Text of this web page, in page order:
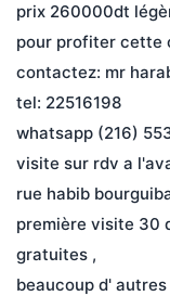
prix 260000dt
pour profiter cette
contactez: mr
tel: 22516198
whatsapp (216)
visite sur rdv a
rue habib
première visite 30
gratuites ,
beaucoup d'